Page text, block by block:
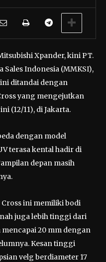
Xpander, kini PT.
Sales Indonesia (MMKSI),
ditandai dengan
yang mengejutkan
(12/11), di Jakarta.
dengan model
terasa kental hadir di
depan masih
ini memiliki bodi
juga lebih tinggi dari
20 mm dengan
Kesan tinggi
velg berdiameter 17